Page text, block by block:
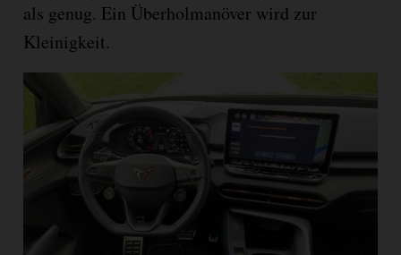
als genug. Ein Überholmanöver wird zur
Kleinigkeit.